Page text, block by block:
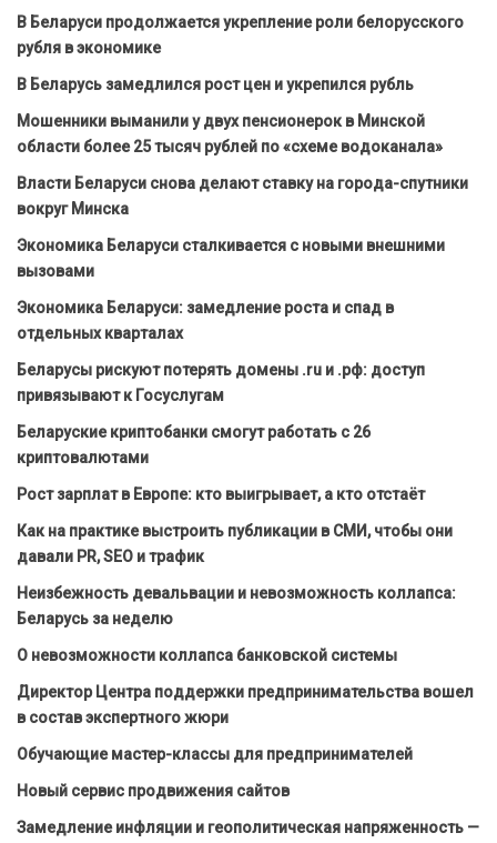
В Беларуси продолжается укрепление роли белорусского
рубля в экономике
В Беларусь замедлился рост цен и укрепился рубль
Мошенники выманили у двух пенсионерок в Минской
области более 25 тысяч рублей по «схеме водоканала»
Власти Беларуси снова делают ставку на города-спутники
вокруг Минска
Экономика Беларуси сталкивается с новыми внешними
вызовами
Экономика Беларуси: замедление роста и спад в
отдельных кварталах
Беларусы рискуют потерять домены .ru и .рф: доступ
привязывают к Госуслугам
Беларуские криптобанки смогут работать с 26
криптовалютами
Рост зарплат в Европе: кто выигрывает, а кто отстаёт
Как на практике выстроить публикации в СМИ, чтобы они
давали PR, SEO и трафик
Неизбежность девальвации и невозможность коллапса:
Беларусь за неделю
О невозможности коллапса банковской системы
Директор Центра поддержки предпринимательства вошел
в состав экспертного жюри
Обучающие мастер-классы для предпринимателей
Новый сервис продвижения сайтов
Замедление инфляции и геополитическая напряженность —